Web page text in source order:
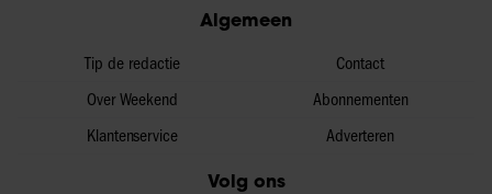
Algemeen
Tip de redactie
Over Weekend
Klantenservice
Contact
Abonnementen
Adverteren
Volg ons